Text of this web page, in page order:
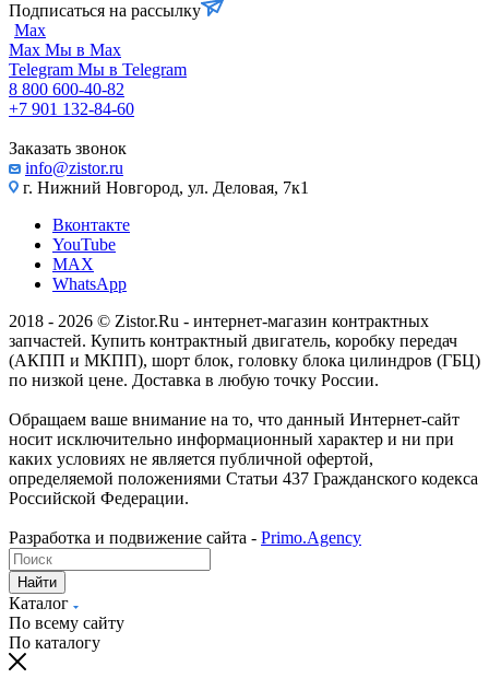
Подписаться на рассылку
Max
Max Мы в Max
Telegram Мы в Telegram
8 800 600-40-82
+7 901 132-84-60
Заказать звонок
info@zistor.ru
г. Нижний Новгород, ул. Деловая, 7к1
Вконтакте
YouTube
MAX
WhatsApp
2018 - 2026 © Zistor.Ru - интернет-магазин контрактных
запчастей. Купить контрактный двигатель, коробку передач
(АКПП и МКПП), шорт блок, головку блока цилиндров (ГБЦ)
по низкой цене. Доставка в любую точку России.
Обращаем ваше внимание на то, что данный Интернет-сайт
носит исключительно информационный характер и ни при
каких условиях не является публичной офертой,
определяемой положениями Статьи 437 Гражданского кодекса
Российской Федерации.
Разработка и подвижение сайта - Primo.Agency
Найти
Каталог
По всему сайту
По каталогу